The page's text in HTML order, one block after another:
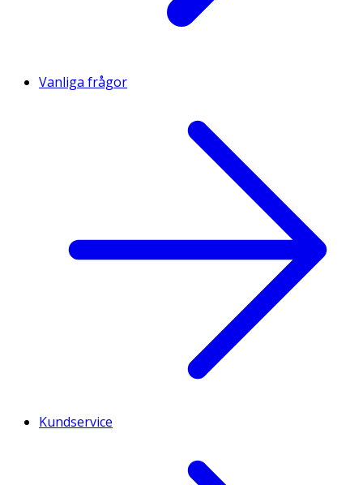
Vanliga frågor
Kundservice